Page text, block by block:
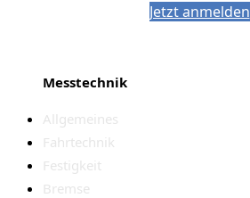
Jetzt anmelden
Messtechnik
Allgemeines
Fahrtechnik
Festigkeit
Bremse